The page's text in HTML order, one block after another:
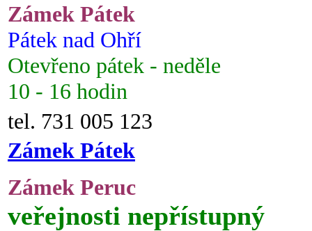
Zámek Pátek
Pátek nad Ohří
Otevřeno pátek - neděle
10 - 16 hodin
tel. 731 005 123
Zámek Pátek
Zámek Peruc
veřejnosti nepřístupný